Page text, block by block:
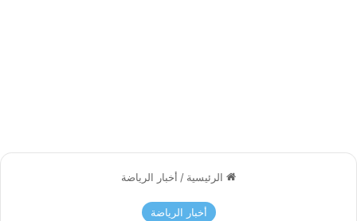
الرئيسية / أخبار الرياضة
أخبار الرياضة